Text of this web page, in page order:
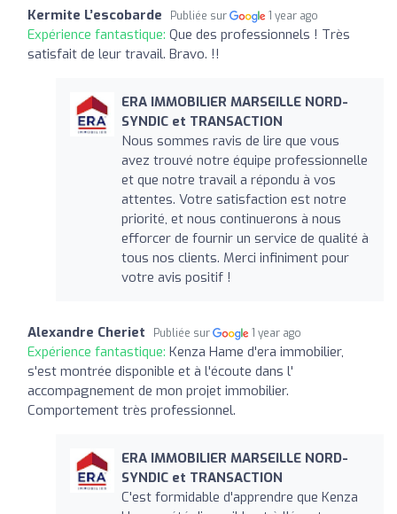
Kermite L’escobarde Publiée sur 1 year ago
Expérience fantastique: Que des professionnels ! Très
satisfait de leur travail. Bravo. !!
ERA IMMOBILIER MARSEILLE NORD-
SYNDIC et TRANSACTION
Nous sommes ravis de lire que vous
avez trouvé notre équipe professionnelle
et que notre travail a répondu à vos
attentes. Votre satisfaction est notre
priorité, et nous continuerons à nous
efforcer de fournir un service de qualité à
tous nos clients. Merci infiniment pour
votre avis positif !
Alexandre Cheriet Publiée sur 1 year ago
Expérience fantastique: Kenza Hame d'era immobilier,
s'est montrée disponible et à l'écoute dans l'
accompagnement de mon projet immobilier.
Comportement très professionnel.
ERA IMMOBILIER MARSEILLE NORD-
SYNDIC et TRANSACTION
C'est formidable d'apprendre que Kenza